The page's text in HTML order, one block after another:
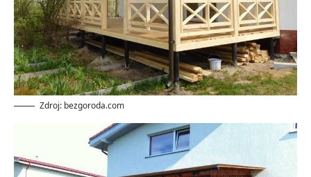
Zdroj: bezgoroda.com